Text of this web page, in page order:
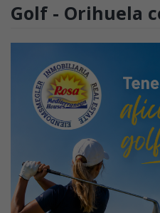
Golf - Orihuela